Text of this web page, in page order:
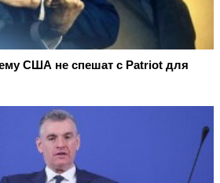
США не спешат с Patriot для